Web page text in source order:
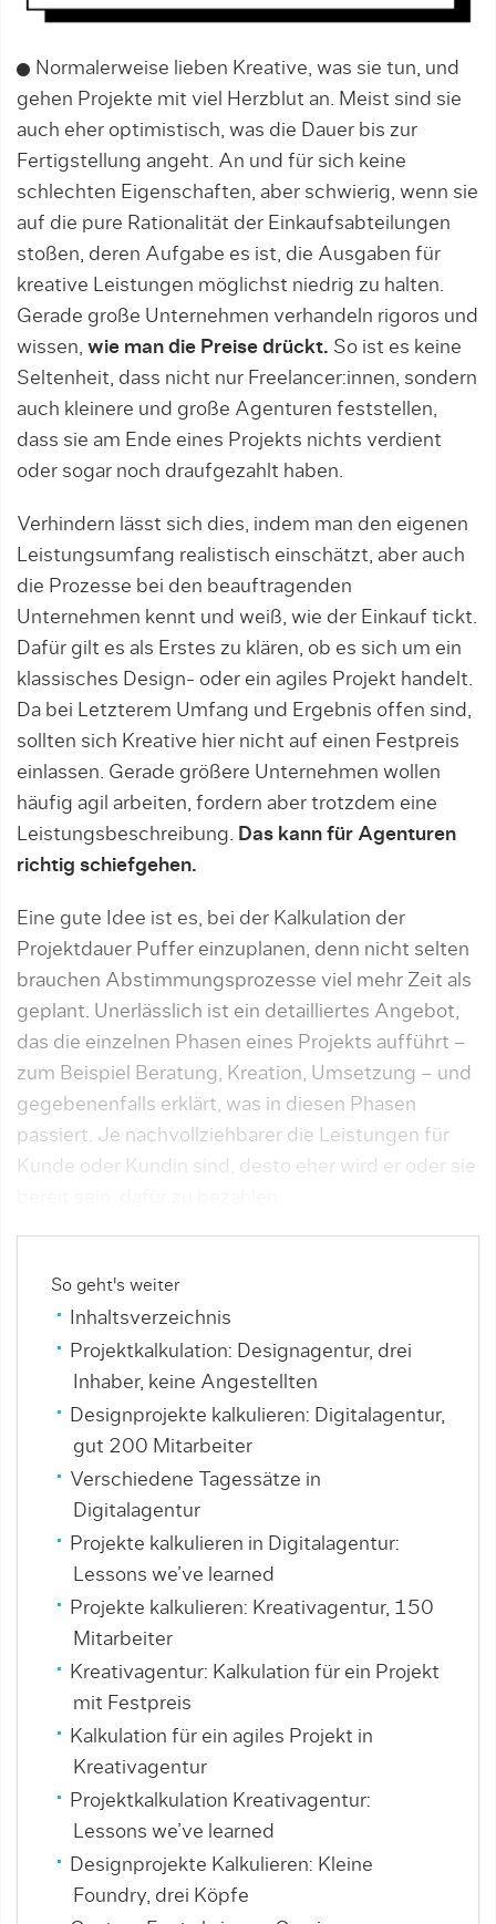
Normalerweise lieben Kreative, was sie tun, und
gehen Projekte mit viel Herzblut an. Meist sind sie
auch eher optimistisch, was die Dauer bis zur
Fertigstellung angeht. An und für sich keine
schlechten Eigenschaften, aber schwierig, wenn sie
auf die pure Rationalität der Einkaufsabteilungen
stoßen, deren Aufgabe es ist, die Ausgaben für
kreative Leistungen möglichst niedrig zu halten.
Gerade große Unternehmen verhandeln rigoros und
wissen, wie man die Preise drückt. So ist es keine
Selten­heit, dass nicht nur Freelancer:innen, son­dern
auch kleinere und große Agenturen feststellen,
dass sie am Ende eines Projekts nichts verdient
oder so­gar noch draufgezahlt haben.
Verhindern lässt sich dies, indem man den eigenen
Leistungsumfang realistisch einschätzt, aber auch
die Pro­zesse bei den beauftragenden
Unternehmen kennt und weiß, wie der Einkauf tickt.
Dafür gilt es als Erstes zu klä­ren, ob es sich um ein
klassisches Design- oder ein agiles Projekt handelt.
Da bei Letzterem Umfang und Ergebnis offen sind,
sollten sich Kreative hier nicht auf einen Festpreis
einlassen. Gerade größere Unternehmen wollen
häufig agil arbeiten, fordern aber trotz­dem eine
Leistungsbeschreibung. Das kann für Agenturen
richtig schiefgehen.
Eine gute Idee ist es, bei der Kalkulation der
Projekt­dauer Puffer einzuplanen, denn nicht selten
brauchen Abstimmungsprozesse viel mehr Zeit als
geplant. Unerlässlich ist ein detailliertes Angebot,
das die einzelnen Phasen eines Projekts aufführt –
zum Beispiel Beratung, Kreation, Umsetzung – und
gegebenenfalls erklärt, was in diesen Phasen
passiert. Je nachvollziehba­rer die Leis­tungen für
Kunde oder Kundin sind, desto eher wird er oder sie
So geht's weiter
Inhaltsverzeichnis
Projektkalkulation: Designagentur, drei
Inhaber, keine Angestellten
Designprojekte kalkulieren: Digitalagentur,
gut 200 Mitarbeiter
Verschiedene Tagessätze in
Digitalagentur
Projekte kalkulieren in Digitalagentur:
Lessons we’ve learned
Projekte kalkulieren: Kreativagentur, 150
Mitarbeiter
Kreativagentur: Kalkulation für ein Projekt
mit Festpreis
Kalkulation für ein agiles Projekt in
Kreativagentur
Projektkalkulation Kreativagentur:
Lessons we’ve learned
Designprojekte Kalkulieren: Kleine
Foundry, drei Köpfe